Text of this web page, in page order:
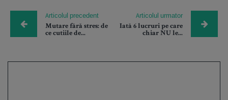
Articolul precedent
Mutare fără stres: de
ce cutiile de...
Articolul urmator
Iată 6 lucruri pe care
chiar NU le...